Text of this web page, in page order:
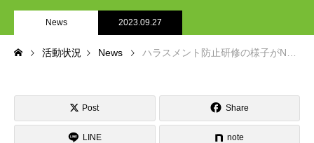
NO選挙カー
News 2023.09.27
活動状況 News ハラスメント防止研修の様子がNHKの首都圏ネットワークで放送されました。
Post Share
LINE note